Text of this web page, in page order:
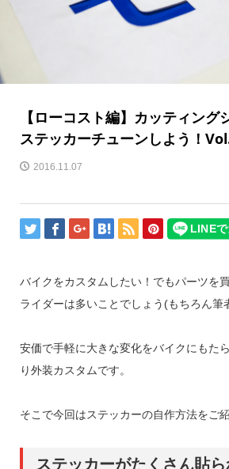
【ローコスト編】カッティング
ステッカーチューンしよう！
2016.11.07
バイクをカスタムしたい！でもパーツを
ライダーは多いことでしょう(もちろん筆
安価で手軽に大きな変化をバイクにもた
り外装カスタムです。
そこで今回はステッカーの自作方法をご紹
ステッカーがたくさん貼